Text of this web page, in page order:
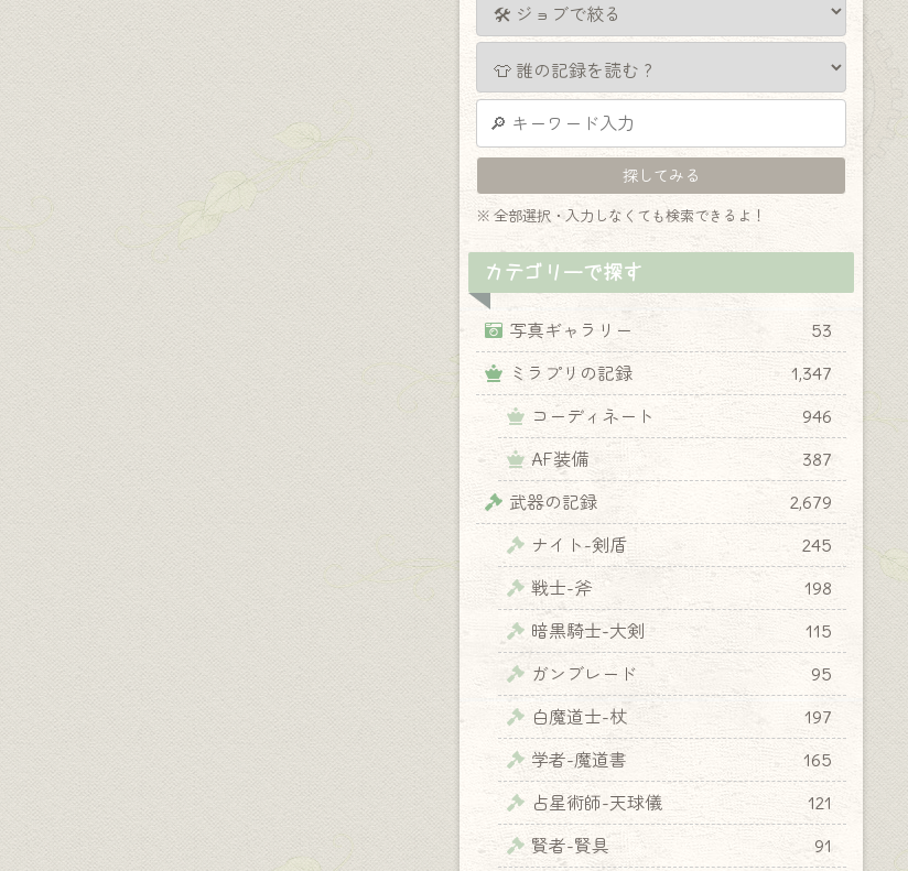
※ 全部選択・入力しなくても検索できるよ！
カテゴリーで探す
写真ギャラリー
53
ミラプリの記録
1,347
コーディネート
946
AF装備
387
武器の記録
2,679
ナイト-剣盾
245
戦士-斧
198
暗黒騎士-大剣
115
ガンブレード
95
白魔道士-杖
197
学者-魔道書
165
占星術師-天球儀
121
賢者-賢具
91